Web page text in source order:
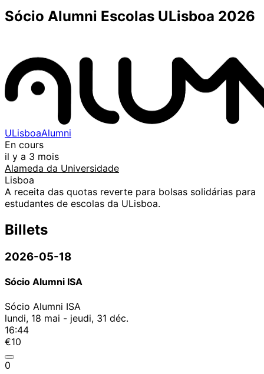
Sócio Alumni Escolas ULisboa 2026
ULisboaAlumni
En cours
il y a 3 mois
Alameda da Universidade
Lisboa
A receita das quotas reverte para bolsas solidárias para
estudantes de escolas da ULisboa.
Billets
2026-05-18
Sócio Alumni ISA
Sócio Alumni ISA
lundi, 18 mai - jeudi, 31 déc.
16:44
€10
0